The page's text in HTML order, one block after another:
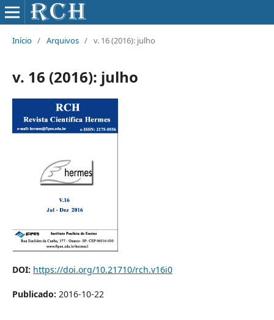
Início / Arquivos / v. 16 (2016): julho
v. 16 (2016): julho
DOI: https://doi.org/10.21710/rch.v16i0
Publicado: 2016-10-22